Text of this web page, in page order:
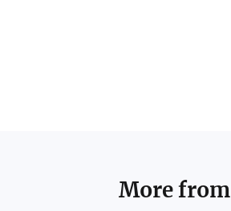
More from